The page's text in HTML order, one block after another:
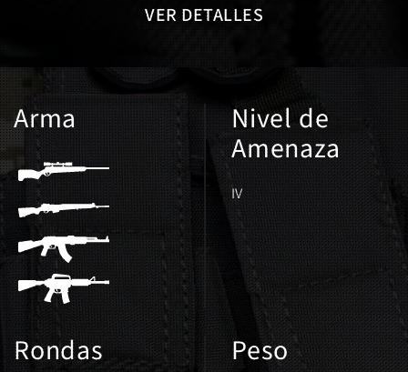
VER DETALLES
Arma Nivel de
Amenaza
IV
Rondas Peso